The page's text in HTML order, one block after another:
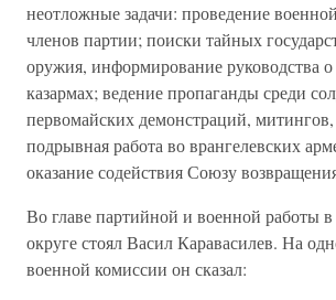
неотложные задачи: проведение
членов партии; поиски тайных
оружия, информирование руководства
казармах; ведение пропаганды среди
первомайских демонстраций,
подрывная работа во врангелевских
оказание содействия Союзу
Во главе партийной и военной работы
округе стоял Васил Каравасилев. На
военной комиссии он сказал: